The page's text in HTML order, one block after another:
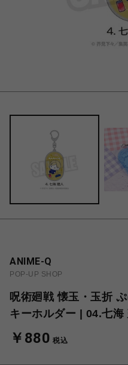
ANIME-Q
POP-UP SHOP
呪術廻戦 懐玉・玉折
キーホルダー | 04.七海
￥880 税込